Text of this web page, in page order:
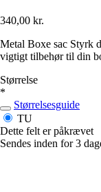
340,00 kr.
Metal Boxe sac Styrk
vigtigt tilbehør til din
Størrelse
*
Størrelsesguide
TU
Dette felt er påkrævet
Sendes inden for 3